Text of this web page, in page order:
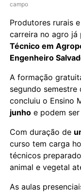
campo
Produtores rurais
carreira no agro já
Técnico em
Engenheiro
A formação
segundo
concluiu o Ensino
junho e podem
Com duração de
curso tem carga
técnicos
animal e vegetal
As aulas